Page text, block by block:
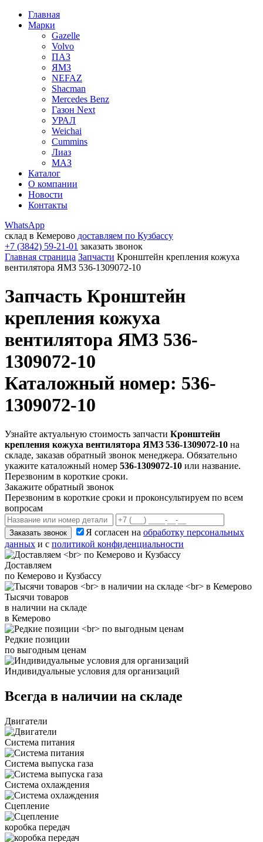
Главная
Марки
Gazelle
Volvo
ПАЗ
ЯМЗ
NEFAZ
Shacman
Mercedes Benz
Газон Next
УРАЛ
Weichai
Cummins
Лиаз
МАЗ
Каталог
О компании
Новости
Контакты
WhatsApp
склад в Кемерово доставляем по Кузбассу
+7 (3842) 59-21-01 заказать звонок
Главная страница Запчасти Кронштейн крепления кожуха
вентилятора ЯМЗ 536-1309072-10
Запчасть Кронштейн
крепления кожуха
вентилятора ЯМЗ 536-
1309072-10
Каталожный номер: 536-
1309072-10
Узнайте актуальную стоимость запчасти Кронштейн
крепления кожуха вентилятора ЯМЗ 536-1309072-10 на
складе, заказав обратный звонок менеджера. Обязательно
укажите каталожный номер 536-1309072-10 или название.
Перезвоним в короткие сроки.
Закажите обратный звонок
Перезвоним в короткие сроки и проконсультируем по всем
вопросам
Заказать звонок Я согласен на обработку персональных
данных и с политикой конфиденциальности
Доставляем
по Кемерово и Кузбассу
Тысячи товаров
в наличии на складе
в Кемерово
Редкие позиции
по выгодным ценам
Индивидуальные условия для организаций
Всегда в наличии на складе
Двигатели
Система питания
Система выпуска газа
Система охлаждения
Сцепление
коробка передач